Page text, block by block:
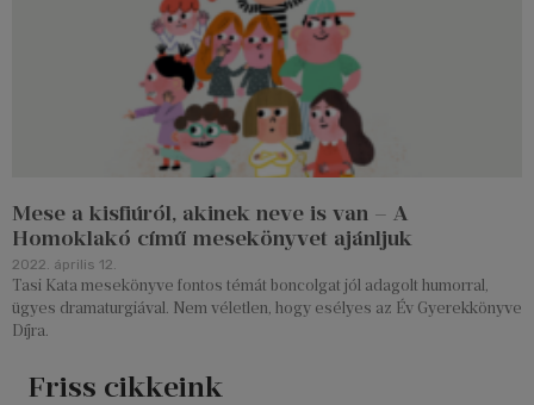
Mese a kisfiúról, akinek neve is van – A
Homoklakó című mesekönyvet ajánljuk
2022. április 12.
Tasi Kata mesekönyve fontos témát boncolgat jól adagolt humorral,
ügyes dramaturgiával. Nem véletlen, hogy esélyes az Év Gyerekkönyve
Díjra.
Friss cikkeink